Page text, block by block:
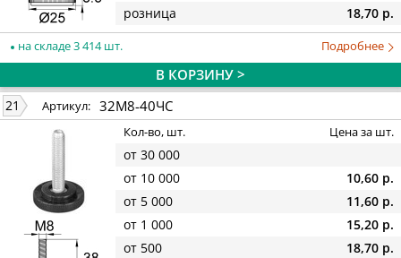
розница
18,70 р.
на складе 3 414 шт. Подробнее
В КОРЗИНУ >
21 Артикул: 32М8-40ЧС
Кол-во, шт. Цена за шт.
от 30 000
от 10 000
10,60 р.
от 5 000
11,60 р.
от 1 000
15,20 р.
от 500
18,70 р.